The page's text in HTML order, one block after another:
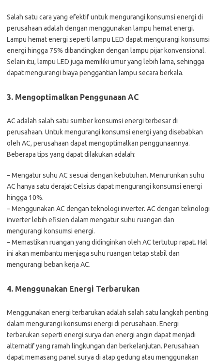
Salah satu cara yang efektif untuk mengurangi konsumsi energi di
perusahaan adalah dengan menggunakan lampu hemat energi.
Lampu hemat energi seperti lampu LED dapat mengurangi konsumsi
energi hingga 75% dibandingkan dengan lampu pijar konvensional.
Selain itu, lampu LED juga memiliki umur yang lebih lama, sehingga
dapat mengurangi biaya penggantian lampu secara berkala.
3. Mengoptimalkan Penggunaan AC
AC adalah salah satu sumber konsumsi energi terbesar di
perusahaan. Untuk mengurangi konsumsi energi yang disebabkan
oleh AC, perusahaan dapat mengoptimalkan penggunaannya.
Beberapa tips yang dapat dilakukan adalah:
– Mengatur suhu AC sesuai dengan kebutuhan. Menurunkan suhu
AC hanya satu derajat Celsius dapat mengurangi konsumsi energi
hingga 10%.
– Menggunakan AC dengan teknologi inverter. AC dengan teknologi
inverter lebih efisien dalam mengatur suhu ruangan dan
mengurangi konsumsi energi.
– Memastikan ruangan yang didinginkan oleh AC tertutup rapat. Hal
ini akan membantu menjaga suhu ruangan tetap stabil dan
mengurangi beban kerja AC.
4. Menggunakan Energi Terbarukan
Menggunakan energi terbarukan adalah salah satu langkah penting
dalam mengurangi konsumsi energi di perusahaan. Energi
terbarukan seperti energi surya dan energi angin dapat menjadi
alternatif yang ramah lingkungan dan berkelanjutan. Perusahaan
dapat memasang panel surya di atap gedung atau menggunakan